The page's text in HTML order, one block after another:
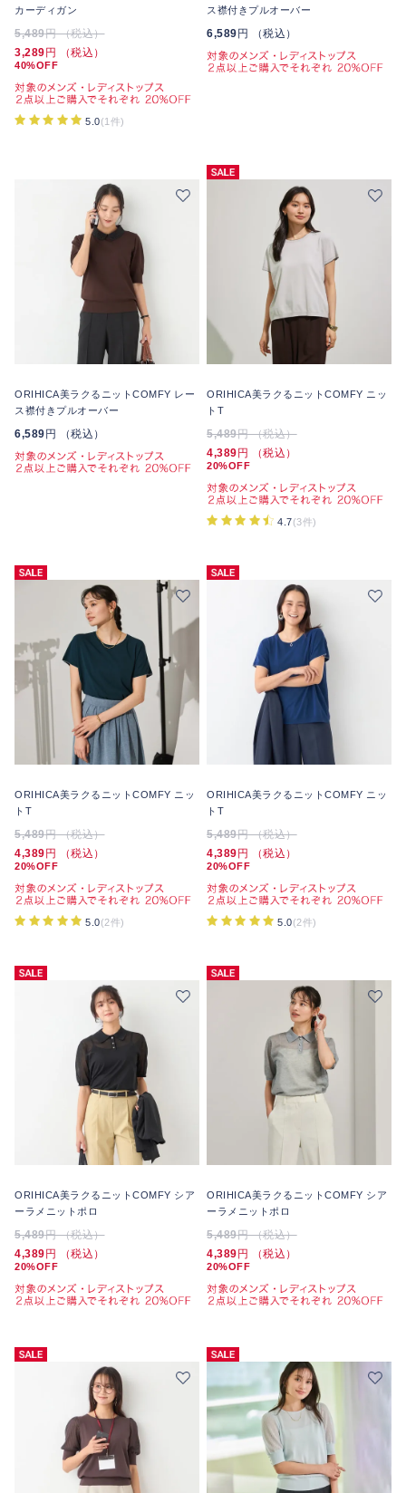
カーディガン
5,489円 （税込）
3,289 円 （税込）
40%OFF
5.0(1件)
ス襟付きプルオーバー
6,589 円 （税込）
ORIHICA美ラクるニットCOMFY レー
ス襟付きプルオーバー
6,589 円 （税込）
ORIHICA美ラクるニットCOMFY ニッ
トT
5,489円 （税込）
4,389 円 （税込）
20%OFF
4.7(3件)
ORIHICA美ラクるニットCOMFY ニッ
トT
5,489円 （税込）
4,389 円 （税込）
20%OFF
5.0(2件)
ORIHICA美ラクるニットCOMFY ニッ
トT
5,489円 （税込）
4,389 円 （税込）
20%OFF
5.0(2件)
ORIHICA美ラクるニットCOMFY シア
ーラメニットポロ
5,489円 （税込）
4,389 円 （税込）
20%OFF
ORIHICA美ラクるニットCOMFY シア
ーラメニットポロ
5,489円 （税込）
4,389 円 （税込）
20%OFF